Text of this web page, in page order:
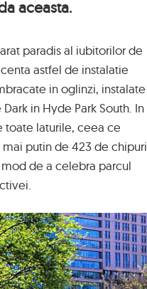
aceasta.
paradis al iubitorilor de
astfel de instalatie
in oglinzi, instalate
in Hyde Park South. In
toate laturile, ceea ce
putin de 423 de chipuri
de a celebra parcul